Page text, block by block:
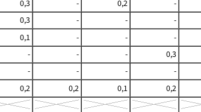
0,3 - 0,2
-
0,3 - -
-
0,1 - -
-
- - -
0,3
- - -
-
0,2 0,2 0,1
0,2